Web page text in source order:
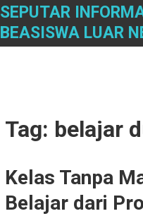
Skip
content
SEPUTAR
BEASISWA LUAR
Tag: belajar
Kelas Tanpa
Belajar dari